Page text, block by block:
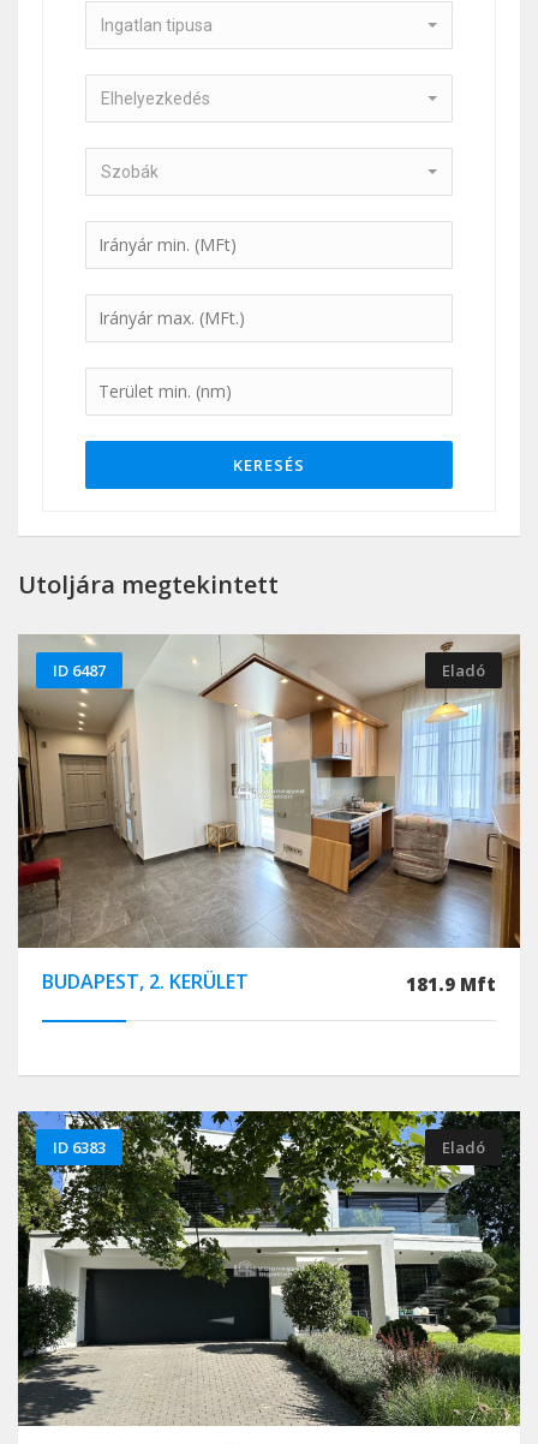
Ingatlan tipusa
Elhelyezkedés
Szobák
KERESÉS
Utoljára megtekintett
BUDAPEST, 2. KERÜLET 181.9 Mft
ID 6487 Eladó
ID 6383 Eladó